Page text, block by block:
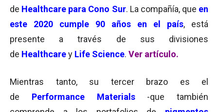
de Healthcare para Cono Sur. La compañía, que en
este 2020 cumple 90 años en el país, está
presente a través de sus divisiones
de Healthcarey Life Science. Ver artículo.
Mientras tanto, su tercer brazo es el
de Performance Materials-que también